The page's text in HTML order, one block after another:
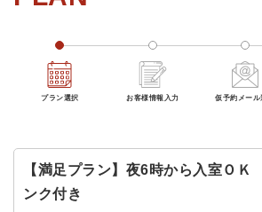
プラン選択 お客様情報入力 仮予約メール
【満足プラン】夜6時から入室Ｏ
ンク付き